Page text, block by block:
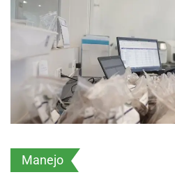
Manejo